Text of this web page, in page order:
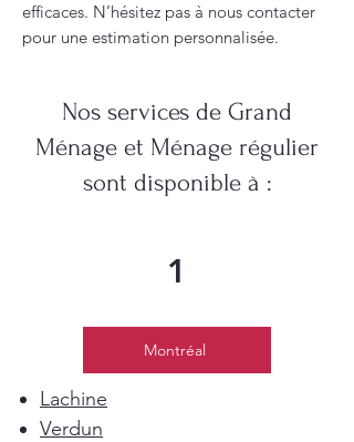
efficaces. N’hésitez pas à nous contacter
pour une estimation personnalisée.
Nos services de Grand
Ménage et Ménage régulier
sont disponible à :
1
Montréal
Lachine
Verdun